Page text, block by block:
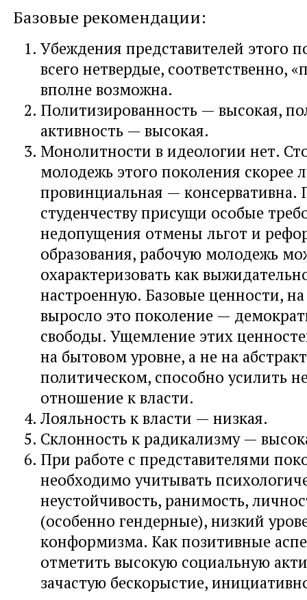
Базовые рекомендации:
Убеждения представителей этого
всего нетвердые, соответственно,
вполне возможна.
Политизированность — высокая,
активность — высокая.
Монолитности в идеологии нет.
молодежь этого поколения скорее
провинциальная — консервативна.
студенчеству присущи особые
недопущения отмены льгот и
образования, рабочую молодежь
охарактеризовать как
настроенную. Базовые ценности,
выросло это поколение —
свободы. Ущемление этих
на бытовом уровне, а не на
политическом, способно усилить
отношение к власти.
Лояльность к власти — низкая.
Склонность к радикализму —
При работе с представителями
необходимо учитывать
неустойчивость, ранимость,
(особенно гендерные), низкий
конформизма. Как позитивные
отметить высокую социальную
зачастую бескорыстие,